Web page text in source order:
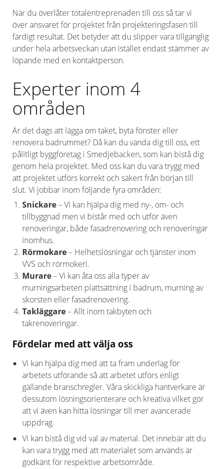
När du överlåter totalentreprenaden till oss så tar vi
över ansvaret för projektet från projekteringsfasen till
färdigt resultat. Det betyder att du slipper vara tillgänglig
under hela arbetsveckan utan istället endast stämmer av
löpande med en kontaktperson.
Experter inom 4
områden
Är det dags att lägga om taket, byta fönster eller
renovera badrummet? Då kan du vända dig till oss, ett
pålitligt byggföretag i Smedjebacken, som kan bistå dig
genom hela projektet. Med oss kan du vara trygg med
att projektet utförs korrekt och säkert från början till
slut. Vi jobbar inom följande fyra områden:
Snickare– Vi kan hjälpa dig med ny-, om- och
tillbyggnad men vi bistår med och utför även
renoveringar, både fasadrenovering och renoveringar
inomhus.
Rörmokare– Helhetslösningar och tjänster inom
VVS och rörmokeri.
Murare– Vi kan åta oss alla typer av
murningsarbeten plattsättning i badrum, murning av
skorsten eller fasadrenovering.
Takläggare– Allt inom takbyten och
takrenoveringar.
Fördelar med att välja oss
Vi kan hjälpa dig med att ta fram underlag för
arbetets utförande så att arbetet utförs enligt
gällande branschregler. Våra skickliga hantverkare är
dessutom lösningsorienterare och kreativa vilket gör
att vi även kan hitta lösningar till mer avancerade
uppdrag.
Vi kan bistå dig vid val av material. Det innebär att du
kan vara trygg med att materialet som används är
godkänt för respektive arbetsområde.